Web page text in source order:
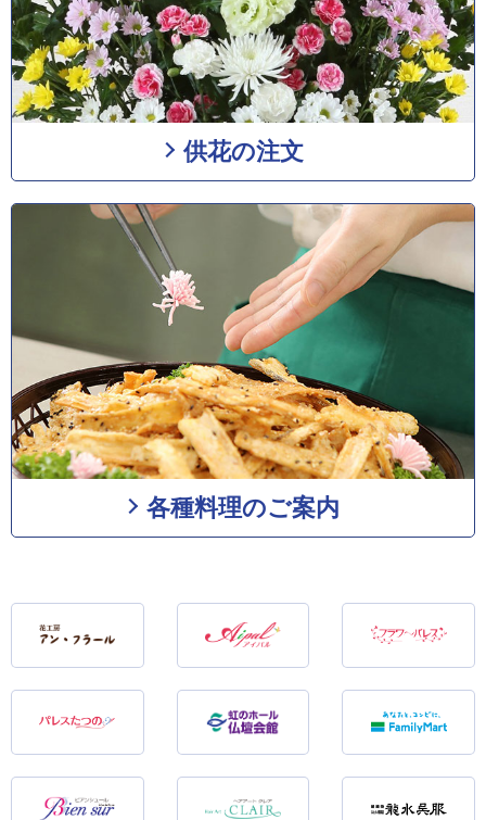
供花の注文
各種料理のご案内